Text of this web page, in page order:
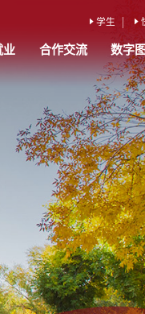
学生
业 合作交流 数字